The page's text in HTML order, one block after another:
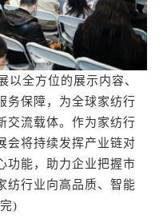
全方位的展示内容、
务保障，为全球家纺行
交流载体。作为家纺行
会将持续发挥产业链对
功能，助力企业把握市
纺行业向高品质、智能
)